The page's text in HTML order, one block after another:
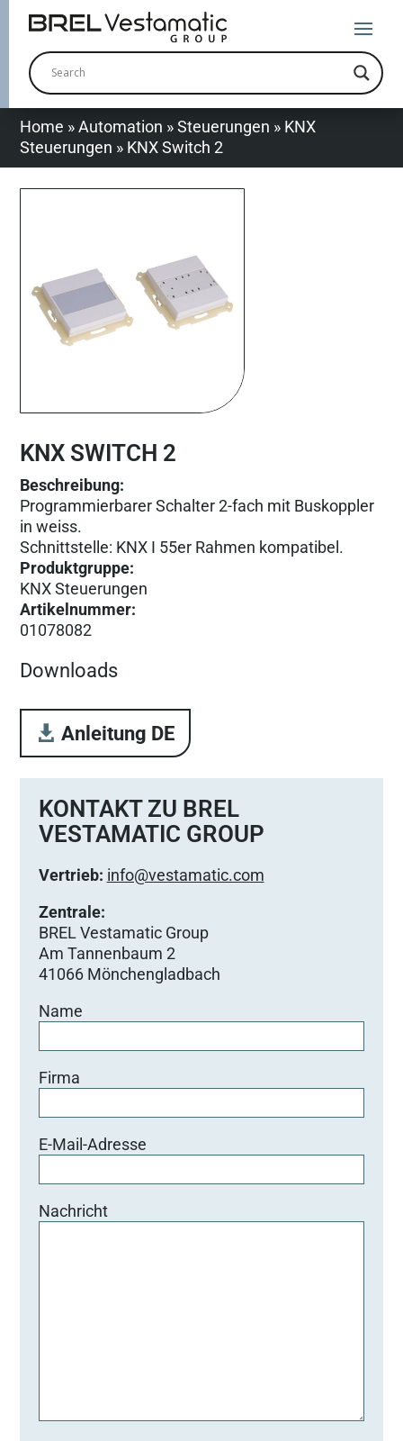
Home »Automation »Steuerungen » KNX
Steuerungen » KNX Switch 2
KNX SWITCH 2
Beschreibung:
Programmierbarer Schalter 2-fach mit Buskoppler
in weiss.
Schnittstelle: KNX I 55er Rahmen kompatibel.
Produktgruppe:
KNX Steuerungen
Artikelnummer:
01078082
Downloads
Anleitung DE
KONTAKT ZU BREL
VESTAMATIC GROUP
Vertrieb: info@vestamatic.com
Zentrale:
BREL Vestamatic Group
Am Tannenbaum 2
41066 Mönchengladbach
Name
Firma
E-Mail-Adresse
Nachricht